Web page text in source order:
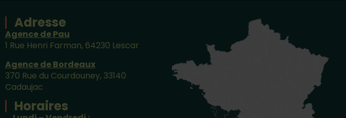
Adresse
Agence de Pau
1 Rue Henri Farman, 64230 Lescar
Agence de Bordeaux
370 Rue du Courdouney, 33140
Cadaujac
Horaires